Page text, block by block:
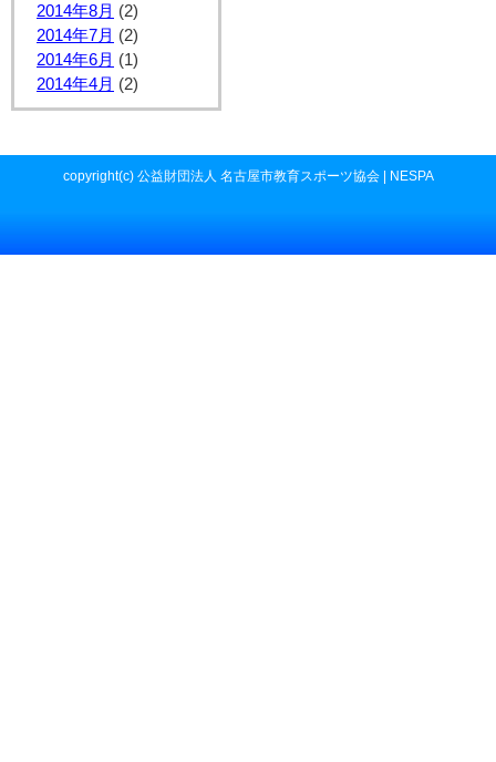
2014年8月 (2)
2014年7月 (2)
2014年6月 (1)
2014年4月 (2)
copyright(c) 公益財団法人 名古屋市教育スポーツ協会 | NESPA